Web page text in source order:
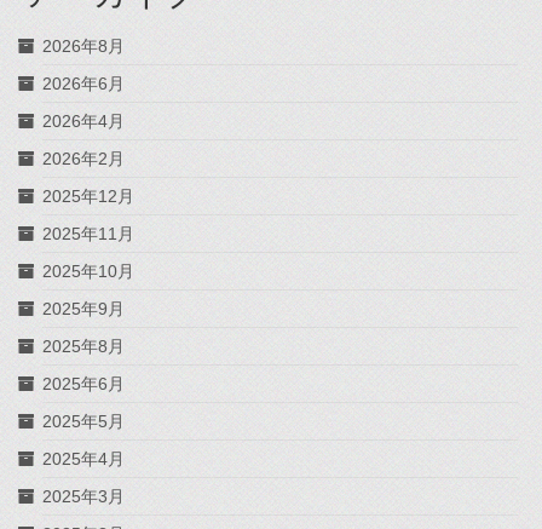
2026年8月
2026年6月
2026年4月
2026年2月
2025年12月
2025年11月
2025年10月
2025年9月
2025年8月
2025年6月
2025年5月
2025年4月
2025年3月